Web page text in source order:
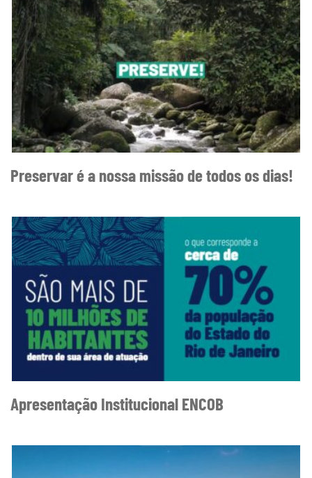
Preservar é a nossa missão de todos os dias!
Apresentação Institucional ENCOB